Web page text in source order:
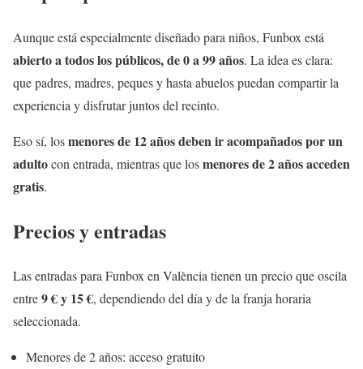
Aunque está especialmente diseñado para niños, Funbox está
abierto a todos los públicos, de 0 a 99 años. La idea es clara:
que padres, madres, peques y hasta abuelos puedan compartir la
experiencia y disfrutar juntos del recinto.
Eso sí, losmenores de 12 años deben ir acompañados por un
adultocon entrada, mientras que losmenores de 2 años acceden
gratis.
Precios y entradas
Las entradas para Funbox en València tienen un precio que oscila
entre9 € y 15 €, dependiendo del día y de la franja horaria
seleccionada.
Menores de 2 años: acceso gratuito